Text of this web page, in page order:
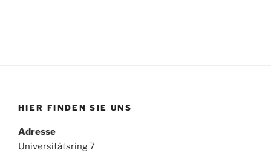
HIER FINDEN SIE UNS
Adresse
Universitätsring 7